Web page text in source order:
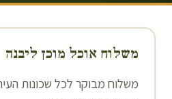
משלוח אוכל מוכן ליבנה
משלוח מבוקר לכל שכונות